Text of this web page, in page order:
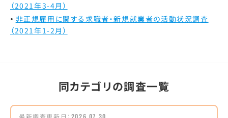
（2021年3-4月）
非正規雇用に関する求職者・新規就業者の活動状況調査
（2021年1-2月）
同カテゴリの調査一覧